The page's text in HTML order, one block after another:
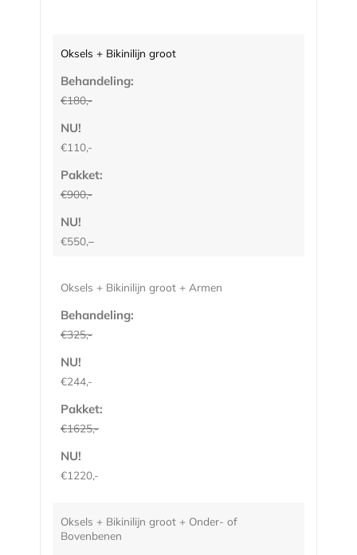
Oksels + Bikinilijn groot
Behandeling:
€180,-
NU!
€110,-
Pakket:
€900,-
NU!
€550,–
Oksels + Bikinilijn groot + Armen
Behandeling:
€325,-
NU!
€244,-
Pakket:
€1625,-
NU!
€1220,-
Oksels + Bikinilijn groot + Onder- of
Bovenbenen